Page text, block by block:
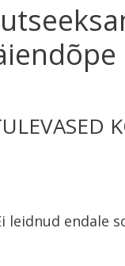
leidnud endale